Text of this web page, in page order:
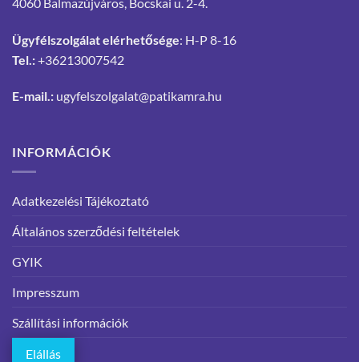
Ügyfélszolgálat elérhetősége: H-P 8-16
Tel.:+36213007542
E-mail.: ugyfelszolgalat@patikamra.hu
INFORMÁCIÓK
Adatkezelési Tájékoztató
Általános szerződési feltételek
GYIK
Impresszum
Szállítási információk
Elállás